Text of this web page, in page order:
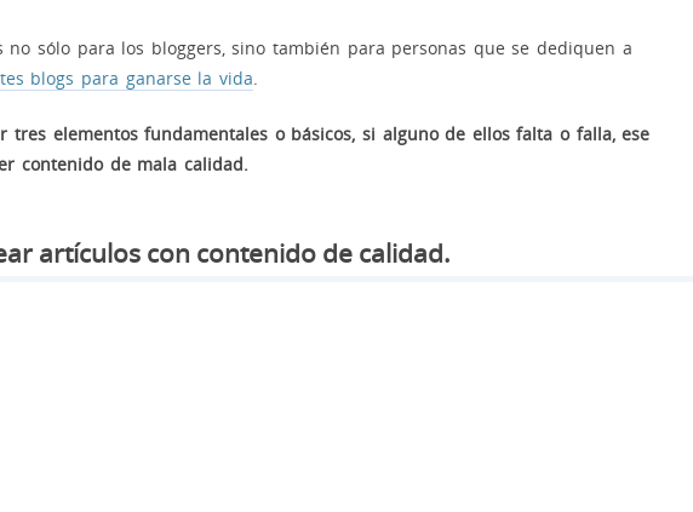
no sólo para los bloggers, sino también para personas que se dediquen a
blogs para ganarse la vida
tres elementos fundamentales o básicos, si alguno de ellos falta o falla, ese
contenido de mala calidad.
artículos con contenido de calidad.